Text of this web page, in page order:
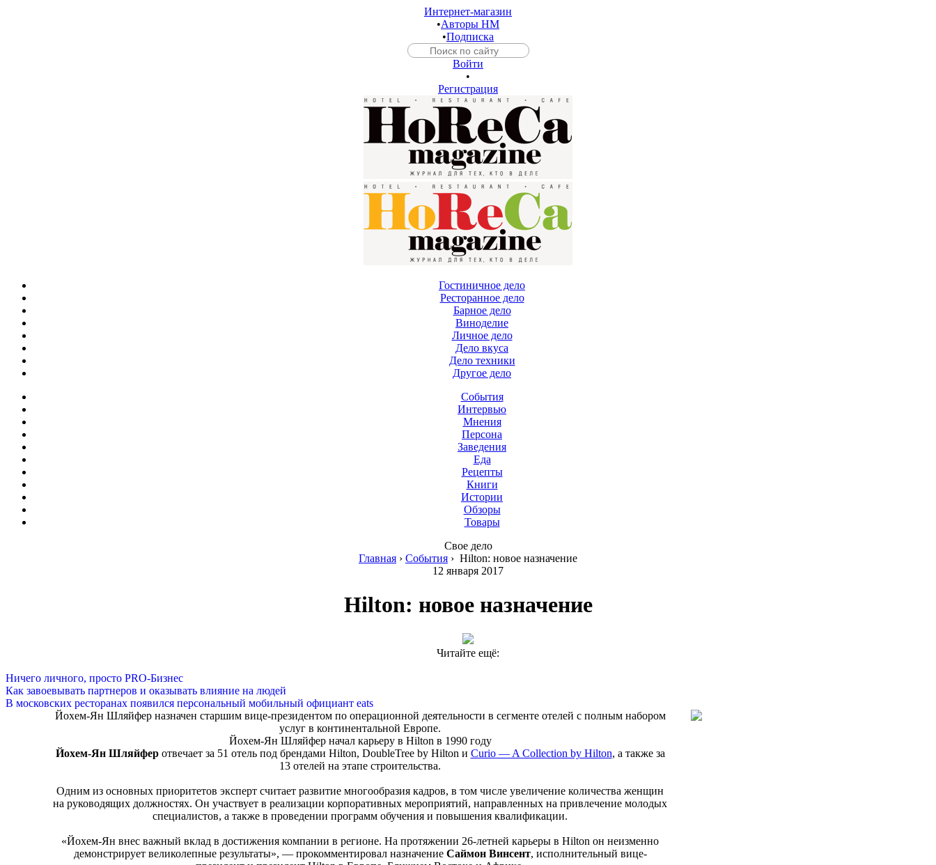
Интернет-магазин
•Авторы HM
•Подписка
Войти
•
Регистрация
Гостиничное дело
Ресторанное дело
Барное дело
Виноделие
Личное дело
Дело вкуса
Дело техники
Другое дело
События
Интервью
Мнения
Персона
Заведения
Еда
Рецепты
Книги
Истории
Обзоры
Товары
Свое дело
Главная › События › Hilton: новое назначение
12 января 2017
Hilton: новое назначение
Читайте ещё:
Ничего личного, просто PRO-Бизнес
Как завоевывать партнеров и оказывать влияние на людей
В московских ресторанах появился персональный мобильный официант eats
Йохем-Ян Шляйфер назначен старшим вице-президентом по операционной деятельности в сегменте отелей с полным набором
услуг в континентальной Европе.
Йохем-Ян Шляйфер начал карьеру в Hilton в 1990 году
Йохем-Ян Шляйферотвечает за 51 отель под брендами Hilton, DoubleTree by Hilton и Curio — A Collection by Hilton, а также за
13 отелей на этапе строительства.
Одним из основных приоритетов эксперт считает развитие многообразия кадров, в том числе увеличение количества женщин
на руководящих должностях. Он участвует в реализации корпоративных мероприятий, направленных на привлечение молодых
специалистов, а также в проведении программ обучения и повышения квалификации.
«Йохем-Ян внес важный вклад в достижения компании в регионе. На протяжении 26-летней карьеры в Hilton он неизменно
демонстрирует великолепные результаты», — прокомментировал назначение Саймон Винсент, исполнительный вице-